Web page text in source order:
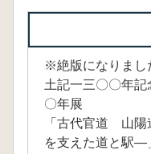
※絶版になりまし
土記一三〇〇年
〇年展
「古代官道 山
を支えた道と駅―